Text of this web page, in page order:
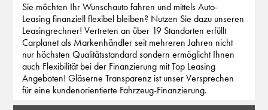
Sie möchten Ihr Wunschauto fahren und mittels Auto-
Leasing finanziell flexibel bleiben? Nutzen Sie dazu unseren
Leasingrechner! Vertreten an über 19 Standorten erfüllt
Carplanet als Markenhändler seit mehreren Jahren nicht
nur höchsten Qualitätsstandard sondern ermöglicht Ihnen
auch Flexibilität bei der Finanzierung mit Top Leasing
Angeboten! Gläserne Transparenz ist unser Versprechen
für eine kundenorientierte Fahrzeug-Finanzierung.